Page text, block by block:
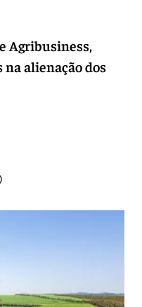
Agribusiness,
na alienação dos